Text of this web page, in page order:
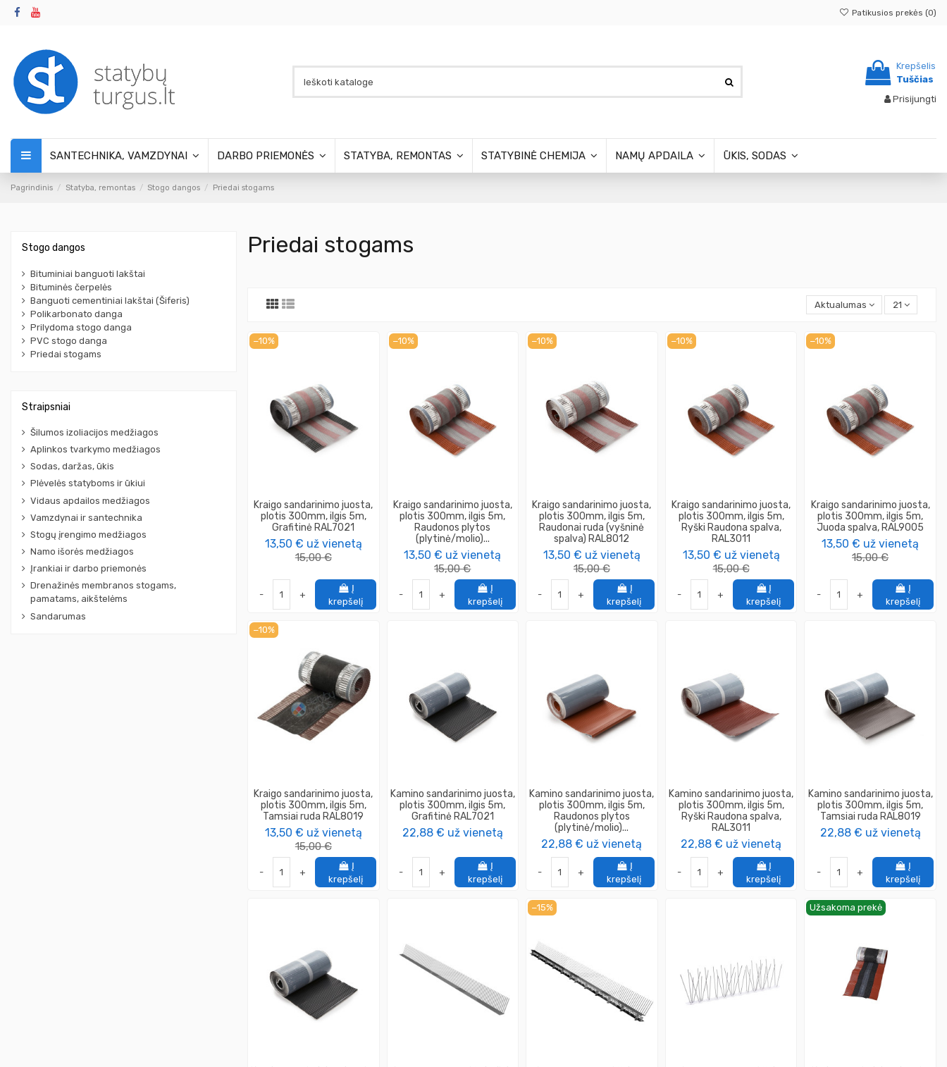
Patikusios prekės (0)
Krepšelis
Tuščias
Prisijungti
SANTECHNIKA, VAMZDYNAI DARBO PRIEMONĖS STATYBA, REMONTAS STATYBINĖ CHEMIJA NAMŲ APDAILA ŪKIS, SODAS
Pagrindinis Statyba, remontas Stogo dangos Priedai stogams
Priedai stogams
Aktualumas 21
−10%
Kraigo sandarinimo juosta,
plotis 300mm, ilgis 5m,
Grafitinė RAL7021
13,50 € už vienetą
15,00 €
- +
Į
krepšelį
−10%
Kraigo sandarinimo juosta,
plotis 300mm, ilgis 5m,
Raudonos plytos
(plytinė/molio)...
13,50 € už vienetą
15,00 €
- +
Į
krepšelį
−10%
Kraigo sandarinimo juosta,
plotis 300mm, ilgis 5m,
Raudonai ruda (vyšninė
spalva) RAL8012
13,50 € už vienetą
15,00 €
- +
Į
krepšelį
−10%
Kraigo sandarinimo juosta,
plotis 300mm, ilgis 5m,
Ryški Raudona spalva,
RAL3011
13,50 € už vienetą
15,00 €
- +
Į
krepšelį
−10%
Kraigo sandarinimo juosta,
plotis 300mm, ilgis 5m,
Juoda spalva, RAL9005
13,50 € už vienetą
15,00 €
- +
Į
krepšelį
−10%
Kraigo sandarinimo juosta,
plotis 300mm, ilgis 5m,
Tamsiai ruda RAL8019
13,50 € už vienetą
15,00 €
- +
Į
krepšelį
Kamino sandarinimo juosta,
plotis 300mm, ilgis 5m,
Grafitinė RAL7021
22,88 € už vienetą
- +
Į
krepšelį
Kamino sandarinimo juosta,
plotis 300mm, ilgis 5m,
Raudonos plytos
(plytinė/molio)...
22,88 € už vienetą
- +
Į
krepšelį
Kamino sandarinimo juosta,
plotis 300mm, ilgis 5m,
Ryški Raudona spalva,
RAL3011
22,88 € už vienetą
- +
Į
krepšelį
Kamino sandarinimo juosta,
plotis 300mm, ilgis 5m,
Tamsiai ruda RAL8019
22,88 € už vienetą
- +
Į
krepšelį
−15% Užsakoma prekė
Stogo dangos
Bituminiai banguoti lakštai
Bituminės čerpelės
Banguoti cementiniai lakštai (Šiferis)
Polikarbonato danga
Prilydoma stogo danga
PVC stogo danga
Priedai stogams
Straipsniai
Šilumos izoliacijos medžiagos
Aplinkos tvarkymo medžiagos
Sodas, daržas, ūkis
Plėvelės statyboms ir ūkiui
Vidaus apdailos medžiagos
Vamzdynai ir santechnika
Stogų įrengimo medžiagos
Namo išorės medžiagos
Įrankiai ir darbo priemonės
Drenažinės membranos stogams,
pamatams, aikštelėms
Sandarumas